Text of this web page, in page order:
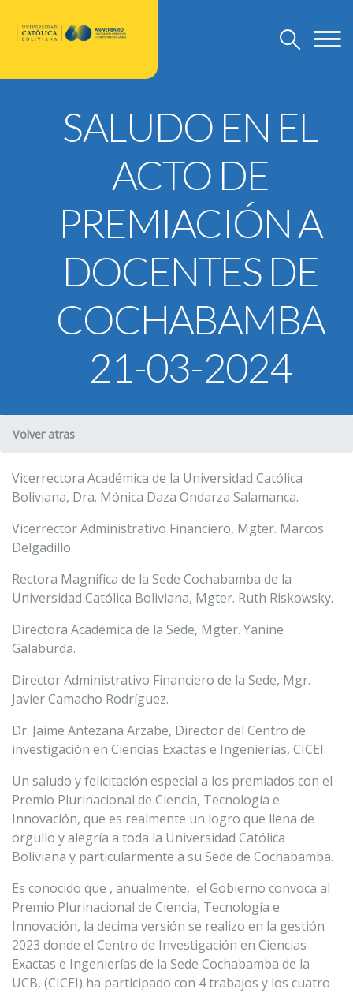
Discursos Rector Nacional
Investigación
U.C.B. Internacional
Nuevo Modelo Institucional
Reglamentos
U.C.B. Workspace
Biblioteca U.C.B.
ONRES U.C.B.
SALUDO EN EL
ACTO DE
PREMIACIÓN A
DOCENTES DE
COCHABAMBA
21-03-2024
Volver atras
Vicerrectora Académica de la Universidad Católica
Boliviana, Dra. Mónica Daza Ondarza Salamanca.
Vicerrector Administrativo Financiero, Mgter. Marcos
Delgadillo.
Rectora Magnifica de la Sede Cochabamba de la
Universidad Católica Boliviana, Mgter. Ruth Riskowsky.
Directora Académica de la Sede, Mgter. Yanine
Galaburda.
Director Administrativo Financiero de la Sede, Mgr.
Javier Camacho Rodríguez.
Dr. Jaime Antezana Arzabe, Director del Centro de
investigación en Ciencias Exactas e Ingenierías, CICEI
Un saludo y felicitación especial a los premiados con el
Premio Plurinacional de Ciencia, Tecnología e
Innovación, que es realmente un logro que llena de
orgullo y alegría a toda la Universidad Católica
Boliviana y particularmente a su Sede de Cochabamba.
Es conocido que , anualmente, el Gobierno convoca al
Premio Plurinacional de Ciencia, Tecnología e
Innovación, la decima versión se realizo en la gestión
2023 donde el Centro de Investigación en Ciencias
Exactas e Ingenierías de la Sede Cochabamba de la
UCB, (CICEI) ha participado con 4 trabajos y los cuatro